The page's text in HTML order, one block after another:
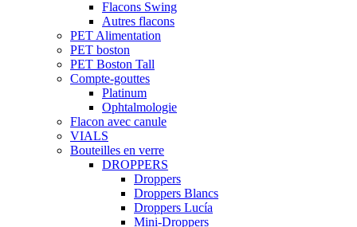
Flacons Swing
Autres flacons
PET Alimentation
PET boston
PET Boston Tall
Compte-gouttes
Platinum
Ophtalmologie
Flacon avec canule
VIALS
Bouteilles en verre
DROPPERS
Droppers
Droppers Blancs
Droppers Lucía
Mini-Droppers